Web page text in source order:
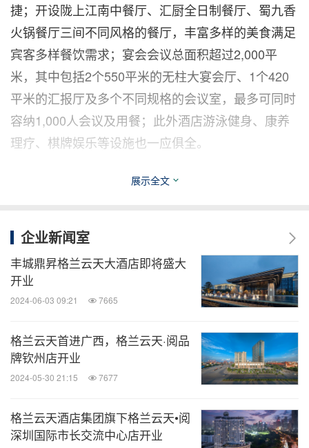
捷；开设陇上江南中餐厅、汇厨全日制餐厅、蜀九香
火锅餐厅三间不同风格的餐厅，丰富多样的美食满足
宾客多样餐饮需求；宴会会议总面积超过2,000平
米，其中包括2个550平米的无柱大宴会厅、1个420
平米的汇报厅及多个不同规格的会议室，最多可同时
容纳1,000人会议及用餐；此外酒店游泳健身、康养
理疗、棋牌娱乐等设施也一应俱全。
“让每个顾客满意，使更多顾客感
地的旅客打造独具魅力的居停体验及旅途记忆。
消息来源：格兰云天酒店集团
微信公众号“全球TMT”发布全球互联网、科
技、媒体、通讯企业的经营动态、财报信
息、企业并购消息。扫描二维码，立即订
阅！
关键词：电脑/电子 旅馆与度假村 房地产
旅游业
展示全文
企业新闻室
丰城鼎昇格兰云天大酒店即将盛大
开业
2024-06-03 09:21 7665
格兰云天首进广西，格兰云天·阅品
牌钦州店开业
2024-05-30 21:15 7677
格兰云天酒店集团旗下格兰云天•阅
深圳国际市长交流中心店开业